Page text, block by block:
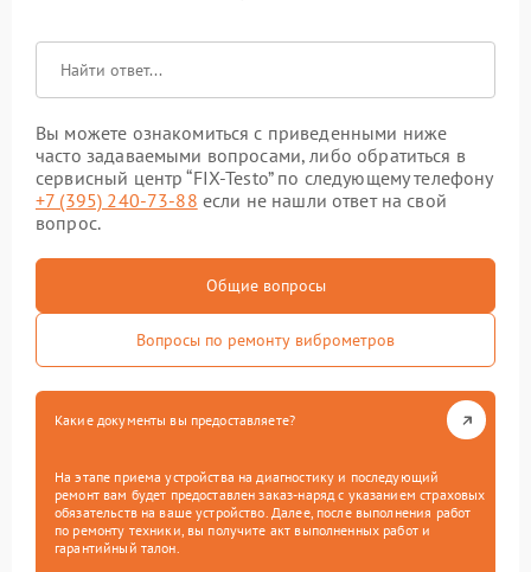
Вы можете ознакомиться с приведенными ниже
часто задаваемыми вопросами, либо обратиться в
сервисный центр “FIX-Testo” по следующему телефону
+7 (395) 240-73-88 если не нашли ответ на свой
вопрос.
Общие вопросы
Вопросы по ремонту виброметров
Какие документы вы предоставляете?
На этапе приема устройства на диагностику и последующий
ремонт вам будет предоставлен заказ-наряд с указанием страховых
обязательств на ваше устройство. Далее, после выполнения работ
по ремонту техники, вы получите акт выполненных работ и
гарантийный талон.